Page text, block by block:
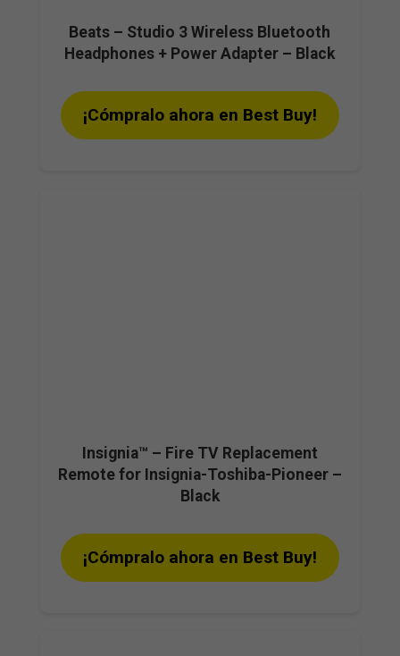
Beats – Studio 3 Wireless Bluetooth
Headphones + Power Adapter – Black
¡Cómpralo ahora en Best Buy!
Insignia™ – Fire TV Replacement
Remote for Insignia-Toshiba-Pioneer –
Black
¡Cómpralo ahora en Best Buy!